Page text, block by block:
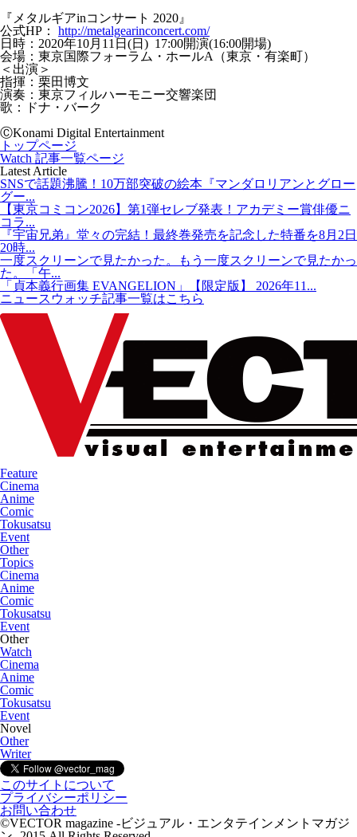
『メタルギアinコンサート 2020』
公式HP： http://metalgearinconcert.com/
日時：2020年10月11日(日) 17:00開演(16:00開場)
会場：東京国際フォーラム・ホールA（東京・有楽町）
＜出演＞
指揮：栗田博文
演奏：東京フィルハーモニー交響楽団
歌：ドナ・バーク
ⒸKonami Digital Entertainment
トップページ
Watch 記事一覧ページ
Latest Article
SNSで話題沸騰！10万部突破の絵本『マンダロリアンとグロー
グー...
【東京コミコン2026】第1弾セレブ発表！アカデミー賞俳優ニ
コラ...
『宇宙兄弟』堂々の完結！最終巻発売を記念した特番を8月2日
20時...
一度スクリーンで見たかった。もう一度スクリーンで見たかっ
た。「午...
「貞本義行画集 EVANGELION」【限定版】 2026年11...
ニュースウォッチ記事一覧はこちら
Feature
Cinema
Anime
Comic
Tokusatsu
Event
Other
Topics
Cinema
Anime
Comic
Tokusatsu
Event
Other
Watch
Cinema
Anime
Comic
Tokusatsu
Event
Novel
Other
Writer
このサイトについて
プライバシーポリシー
お問い合わせ
©VECTOR magazine -ビジュアル・エンタテインメントマガジ